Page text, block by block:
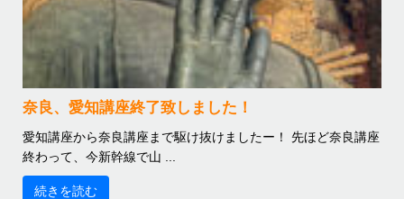
奈良、愛知講座終了致しました！
愛知講座から奈良講座まで駆け抜けましたー！ 先ほど奈良講座
終わって、今新幹線で山 ...
続きを読む